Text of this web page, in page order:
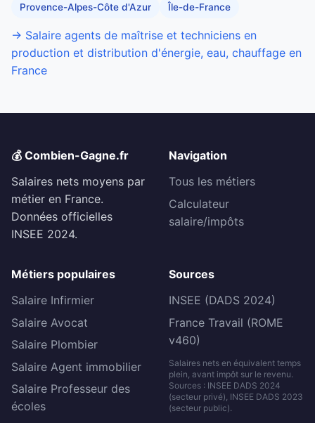
Provence-Alpes-Côte d'Azur Île-de-France
→ Salaire agents de maîtrise et techniciens en
production et distribution d'énergie, eau, chauffage en
France
💰 Combien-Gagne.fr
Salaires nets moyens par
métier en France.
Données officielles
INSEE 2024.
Navigation
Tous les métiers
Calculateur
salaire/impôts
Métiers populaires
Salaire Infirmier
Salaire Avocat
Salaire Plombier
Salaire Agent immobilier
Salaire Professeur des
écoles
Sources
INSEE (DADS 2024)
France Travail (ROME
v460)
Salaires nets en équivalent temps
plein, avant impôt sur le revenu.
Sources : INSEE DADS 2024
(secteur privé), INSEE DADS 2023
(secteur public).